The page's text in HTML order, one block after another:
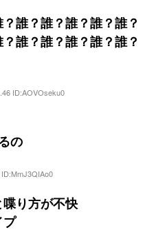
誰？誰？誰？誰？誰？
誰？誰？誰？誰？誰？
ID:AOVOseku0
の
り方が不快
プ